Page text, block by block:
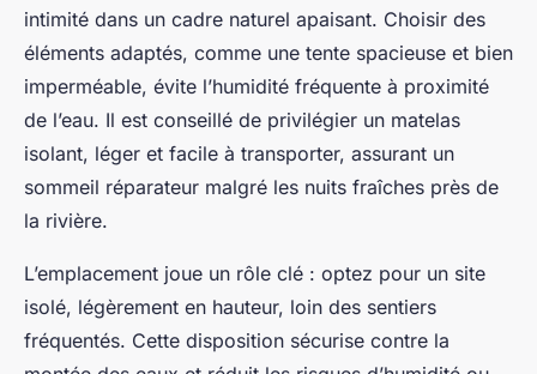
intimité dans un cadre naturel apaisant. Choisir des
éléments adaptés, comme une tente spacieuse et bien
imperméable, évite l’humidité fréquente à proximité
de l’eau. Il est conseillé de privilégier un matelas
isolant, léger et facile à transporter, assurant un
sommeil réparateur malgré les nuits fraîches près de
la rivière.
L’emplacement joue un rôle clé : optez pour un site
isolé, légèrement en hauteur, loin des sentiers
fréquentés. Cette disposition sécurise contre la